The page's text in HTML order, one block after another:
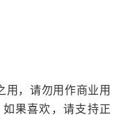
用，请勿用作商业用
果喜欢，请支持正